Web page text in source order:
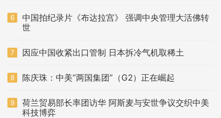
6
中国拍纪录片《布达拉宫》 强调中央管理大活佛转
世
7 因应中国收紧出口管制 日本拆冷气机取稀土
8 陈庆珠：中美“两国集团”（G2）正在崛起
9
荷兰贸易部长率团访华 阿斯麦与安世争议交织中美
科技博弈